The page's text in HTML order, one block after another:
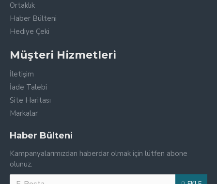
Ortaklık
Haber Bülteni
Hediye Çeki
Müşteri Hizmetleri
İletişim
İade Talebi
Site Haritası
Markalar
Haber Bülteni
Kampanyalarımızdan haberdar olmak için lütfen abone
olunuz.